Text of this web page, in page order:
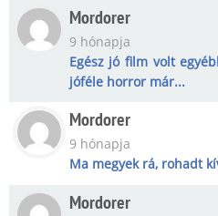
Mordorer
9 hónapja
Egész jó film volt
jóféle horror már...
Mordorer
9 hónapja
Ma megyek rá, rohadt
Mordorer